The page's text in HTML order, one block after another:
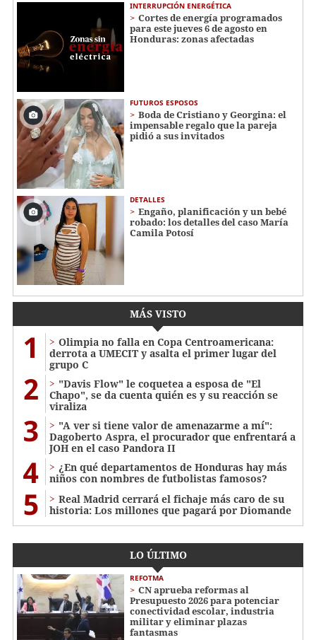
INTERRUPCIÓN ENERGÉTICA
Cortes de energía programados
para este jueves 6 de agosto en
Honduras: zonas afectadas
FUTUROS ESPOSOS
Boda de Cristiano y Georgina: el
impensable regalo que la pareja
pidió a sus invitados
DETALLES
Engaño, planificación y un bebé
robado: los detalles del caso María
Camila Potosí
MÁS VISTO
1
Olimpia no falla en Copa Centroamericana:
derrota a UMECIT y asalta el primer lugar del
grupo C
2
"Davis Flow" le coquetea a esposa de "El
Chapo", se da cuenta quién es y su reacción se
viraliza
3
"A ver si tiene valor de amenazarme a mí":
Dagoberto Aspra, el procurador que enfrentará a
JOH en el caso Pandora II
4
¿En qué departamentos de Honduras hay más
niños con nombres de futbolistas famosos?
5
Real Madrid cerrará el fichaje más caro de su
historia: Los millones que pagará por Diomande
LO ÚLTIMO
REFOTMA
CN aprueba reformas al
Presupuesto 2026 para potenciar
conectividad escolar, industria
militar y eliminar plazas
fantasmas